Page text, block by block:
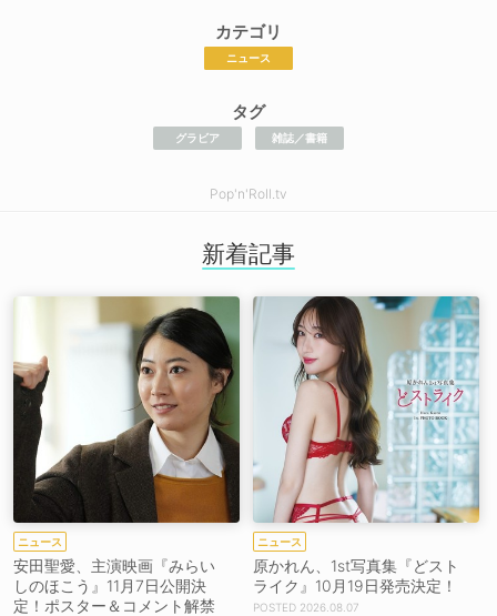
カテゴリ
ニュース
タグ
グラビア 雑誌／書籍
Pop'n'Roll.tv
新着記事
ニュース
安田聖愛、主演映画『みらい
しのほこう』11月7日公開決
定！ポスター＆コメント解禁
ニュース
原かれん、1st写真集『どスト
ライク』10月19日発売決定！
2026.08.07